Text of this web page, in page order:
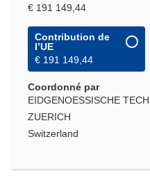
€ 191 149,44
Contribution de
l’UE
€ 191 149,44
Coordonné par
EIDGENOESSISCHE
ZUERICH
Switzerland